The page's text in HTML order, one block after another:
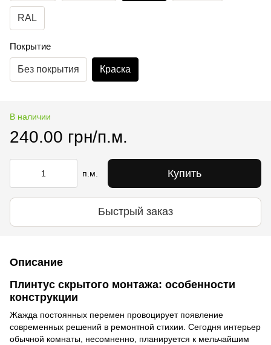
RAL
Покрытие
Без покрытия Краска
В наличии
240.00 грн/п.м.
п.м. Купить
Быстрый заказ
Описание
Плинтус скрытого монтажа: особенности
конструкции
Жажда постоянных перемен провоцирует появление
современных решений в ремонтной стихии. Сегодня интерьер
обычной комнаты, несомненно, планируется к мельчайшим